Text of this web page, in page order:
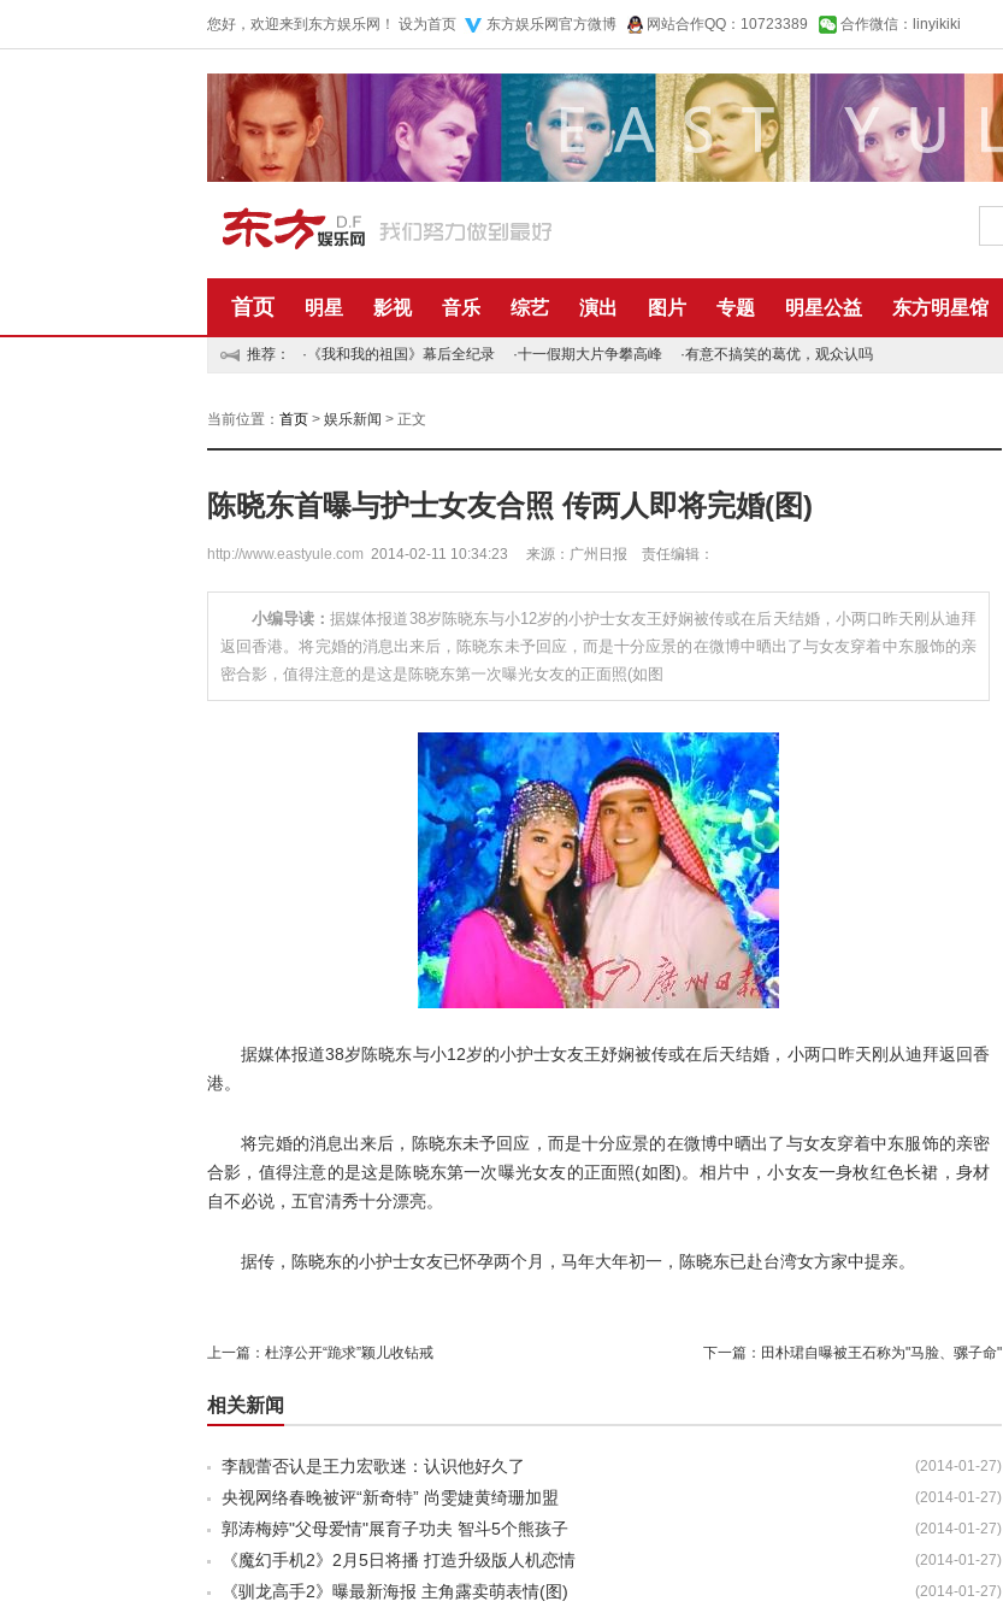
您好，欢迎来到东方娱乐网！ 设为首页 东方娱乐网官方微博 网站合作QQ：10723389 合作微信：linyikiki
首页 明星 影视 音乐 综艺 演出 图片 专题 明星公益 东方明星馆
推荐： · 《我和我的祖国》幕后全纪录 ·十一假期大片争攀高峰 ·有意不搞笑的葛优，观众认吗
当前位置： 首页 > 娱乐新闻 > 正文
陈晓东首曝与护士女友合照 传两人即将完婚(图)
http://www.eastyule.com 2014-02-11 10:34:23 来源：广州日报 责任编辑：
小编导读：据媒体报道38岁陈晓东与小12岁的小护士女友王妤娴被传或在后天结婚，小两口昨天刚从迪拜
返回香港。将完婚的消息出来后，陈晓东未予回应，而是十分应景的在微博中晒出了与女友穿着中东服饰的亲
密合影，值得注意的是这是陈晓东第一次曝光女友的正面照(如图
据媒体报道38岁陈晓东与小12岁的小护士女友王妤娴被传或在后天结婚，小两口昨天刚从迪拜返回香
港。
将完婚的消息出来后，陈晓东未予回应，而是十分应景的在微博中晒出了与女友穿着中东服饰的亲密
合影，值得注意的是这是陈晓东第一次曝光女友的正面照(如图)。相片中，小女友一身枚红色长裙，身材
自不必说，五官清秀十分漂亮。
据传，陈晓东的小护士女友已怀孕两个月，马年大年初一，陈晓东已赴台湾女方家中提亲。
上一篇： 杜淳公开“跪求”颖儿收钻戒 下一篇： 田朴珺自曝被王石称为"马脸、骡子命"
相关新闻
(2014-01-27)
李靓蕾否认是王力宏歌迷：认识他好久了
(2014-01-27)
央视网络春晚被评“新奇特” 尚雯婕黄绮珊加盟
(2014-01-27)
郭涛梅婷"父母爱情"展育子功夫 智斗5个熊孩子
(2014-01-27)
《魔幻手机2》2月5日将播 打造升级版人机恋情
(2014-01-27)
《驯龙高手2》曝最新海报 主角露卖萌表情(图)